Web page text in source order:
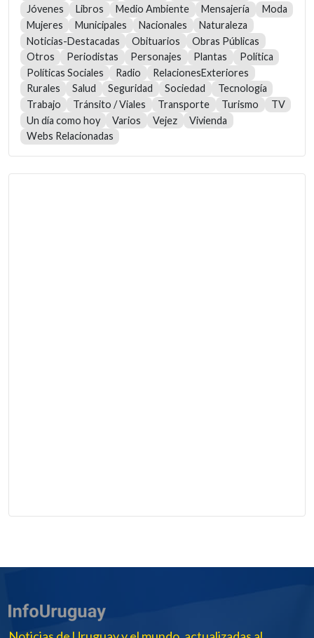
Jóvenes
Libros Medio Ambiente Mensajería
Moda
Mujeres
Municipales Nacionales
Naturaleza
Noticias-Destacadas
Obituarios
Obras Públicas
Otros
Periodistas Personajes Plantas
Política
Políticas Sociales
Radio
RelacionesExteriores
Rurales
Salud Seguridad Sociedad
Tecnología
Trabajo
Tránsito / Viales Transporte Turismo
TV
Un día como hoy
Varios Vejez
Vivienda
Webs Relacionadas